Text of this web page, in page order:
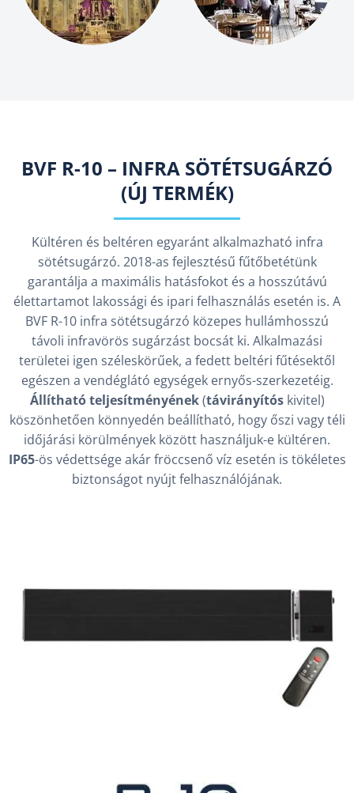
BVF R-10 – INFRA SÖTÉTSUGÁRZÓ
(ÚJ TERMÉK)
Kültéren és beltéren egyaránt alkalmazható infra
sötétsugárzó. 2018-as fejlesztésű fűtőbetétünk
garantálja a maximális hatásfokot és a hosszútávú
élettartamot lakossági és ipari felhasználás esetén is. A
BVF R-10 infra sötétsugárzó közepes hullámhosszú
távoli infravörös sugárzást bocsát ki. Alkalmazási
területei igen széleskörűek, a fedett beltéri fűtésektől
egészen a vendéglátó egységek ernyős-szerkezetéig.
Állítható teljesítményének(távirányítóskivitel)
köszönhetően könnyedén beállítható, hogy őszi vagy téli
időjárási körülmények között használjuk-e kültéren.
IP65-ös védettsége akár fröccsenő víz esetén is tökéletes
biztonságot nyújt felhasználójának.